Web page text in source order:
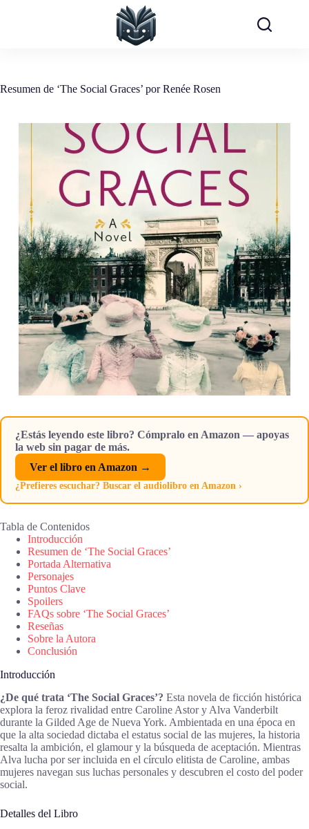
Resumen de ‘The Social Graces’ por Renée Rosen
¿Estás leyendo este libro? Cómpralo en Amazon — apoyas
la web sin pagar de más.
Ver el libro en Amazon →
¿Prefieres escuchar? Buscar el audiolibro en Amazon ›
Tabla de Contenidos
Introducción
Resumen de ‘The Social Graces’
Portada Alternativa
Personajes
Puntos Clave
Spoilers
FAQs sobre ‘The Social Graces’
Reseñas
Sobre la Autora
Conclusión
Introducción
¿De qué trata ‘The Social Graces’? Esta novela de ficción histórica
explora la feroz rivalidad entre Caroline Astor y Alva Vanderbilt
durante la Gilded Age de Nueva York. Ambientada en una época en
que la alta sociedad dictaba el estatus social de las mujeres, la historia
resalta la ambición, el glamour y la búsqueda de aceptación. Mientras
Alva lucha por ser incluida en el círculo elitista de Caroline, ambas
mujeres navegan sus luchas personales y descubren el costo del poder
social.
Detalles del Libro